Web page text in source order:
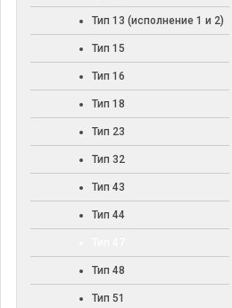
Тип 13 (исполнение 1 и 2)
Тип 15
Тип 16
Тип 18
Тип 23
Тип 32
Тип 43
Тип 44
Тип 48
Тип 51